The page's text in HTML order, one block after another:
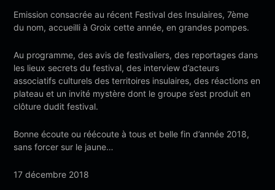
Emission consacrée au récent Festival des Insulaires, 7ème
du nom, accueilli à Groix cette année, en grandes pompes.
Au programme, des avis de festivaliers, des reportages dans
les lieux secrets du festival, des interview d’acteurs
associatifs culturels des territoires insulaires, des réactions en
plateau et un invité mystère dont le groupe s’est produit en
clôture dudit festival.
Bonne écoute ou réécoute à tous et belle fin d’année 2018,
sans forcer sur le jaune…
17 décembre 2018